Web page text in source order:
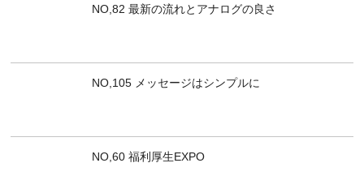
NO,82 最新の流れとアナログの良さ
NO,105 メッセージはシンプルに
NO,60 福利厚生EXPO